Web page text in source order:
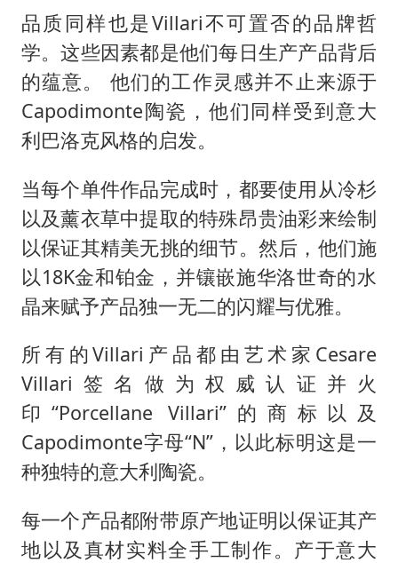
品质同样也是Villari不可置否的品牌哲
学。这些因素都是他们每日生产产品背后
的蕴意。 他们的工作灵感并不止来源于
Capodimonte陶瓷，他们同样受到意大
利巴洛克风格的启发。
当每个单件作品完成时，都要使用从冷杉
以及薰衣草中提取的特殊昂贵油彩来绘制
以保证其精美无挑的细节。然后，他们施
以18K金和铂金，并镶嵌施华洛世奇的水
晶来赋予产品独一无二的闪耀与优雅。
所有的Villari产品都由艺术家Cesare
Villari签名做为权威认证并火
印“Porcellane Villari”的商标以及
Capodimonte字母“N”，以此标明这是一
种独特的意大利陶瓷。
每一个产品都附带原产地证明以保证其产
地以及真材实料全手工制作。产于意大